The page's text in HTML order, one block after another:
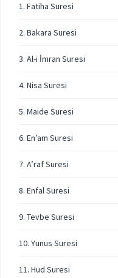
1. Fatiha Suresi
2. Bakara Suresi
3. Al-i İmran Suresi
4. Nisa Suresi
5. Maide Suresi
6. En’am Suresi
7. A’raf Suresi
8. Enfal Suresi
9. Tevbe Suresi
10. Yunus Suresi
11. Hud Suresi